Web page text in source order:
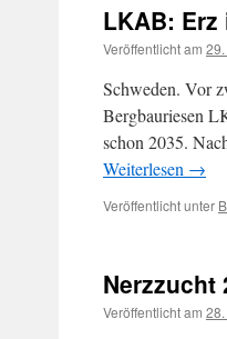
LKAB:
Veröffentlicht am
Schweden. Vor
Bergbauriesen
schon 2035.
Weiterlesen →
Veröffentlicht unter
Nerzzucht
Veröffentlicht am